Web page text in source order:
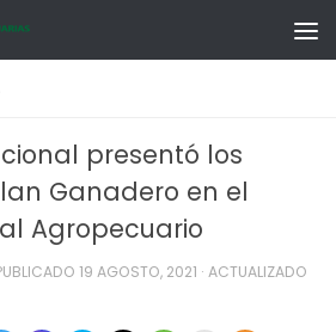
presentó los
Ganadero en el
Agropecuario
19 AGOSTO, 2021 · ACTUALIZADO